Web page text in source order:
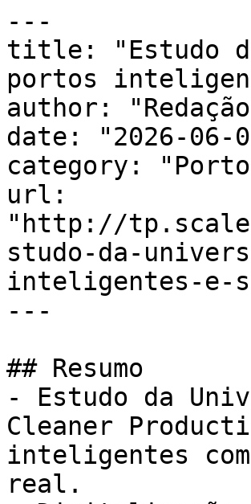
---
title: "Estudo
portos
author:
date: "2026-06-
category:
url:
"http://
studo-da-
inteligentes-e-
---
## Resumo
- Estudo da
Cleaner
inteligentes com
real.